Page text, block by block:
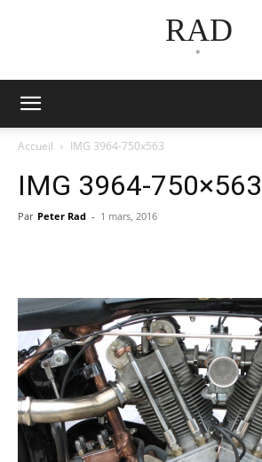
RAD
*
Accueil IMG 3964-750x563
IMG 3964-750×563
Par Peter Rad - 1 mars, 2016